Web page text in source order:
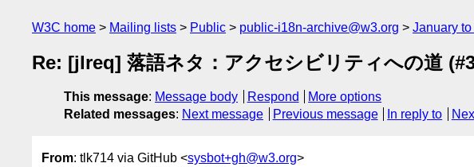
W3C home Mailing lists Public public-i18n-archive@w3.org January
Re: [jlreq] 落語ネタ：アクセシビリティへの道
This message: Message body Respond
More options
Related messages: Next message Previous message In reply to
From: tlk714 via GitHub <sysbot+gh@w3.org>